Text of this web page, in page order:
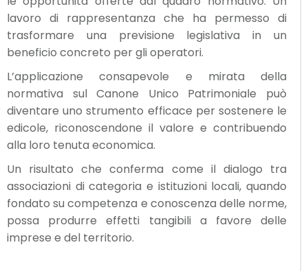
lavoro di rappresentanza che ha permesso di
trasformare una previsione legislativa in un
beneficio concreto per gli operatori.
L’applicazione consapevole e mirata della
normativa sul Canone Unico Patrimoniale può
diventare uno strumento efficace per sostenere le
edicole, riconoscendone il valore e contribuendo
alla loro tenuta economica.
Un risultato che conferma come il dialogo tra
associazioni di categoria e istituzioni locali, quando
fondato su competenza e conoscenza delle norme,
possa produrre effetti tangibili a favore delle
imprese e del territorio.